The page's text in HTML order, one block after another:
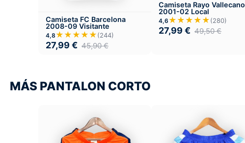
Camiseta FC Barcelona
2008-09 Visitante
4,8 ★★★★★(244)
27,99 € 45,90€
Camiseta Rayo Vallecano
2001-02 Local
4,6 ★★★★★(280)
27,99 € 49,50€
MÁS PANTALON CORTO